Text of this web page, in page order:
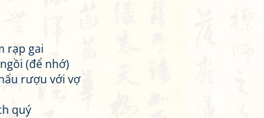
rạp gai
(để nhớ)
rượu với vợ
quý